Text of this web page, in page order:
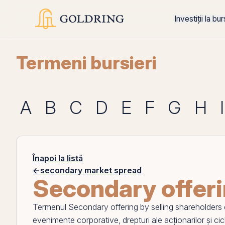
Investiții la
Termeni bursieri
A B C D E F G H I
Înapoi la listă
←secondary market spread
Secondary
Termenul Secondary offering by selling shareholders
evenimente corporative, drepturi ale acționarilor și